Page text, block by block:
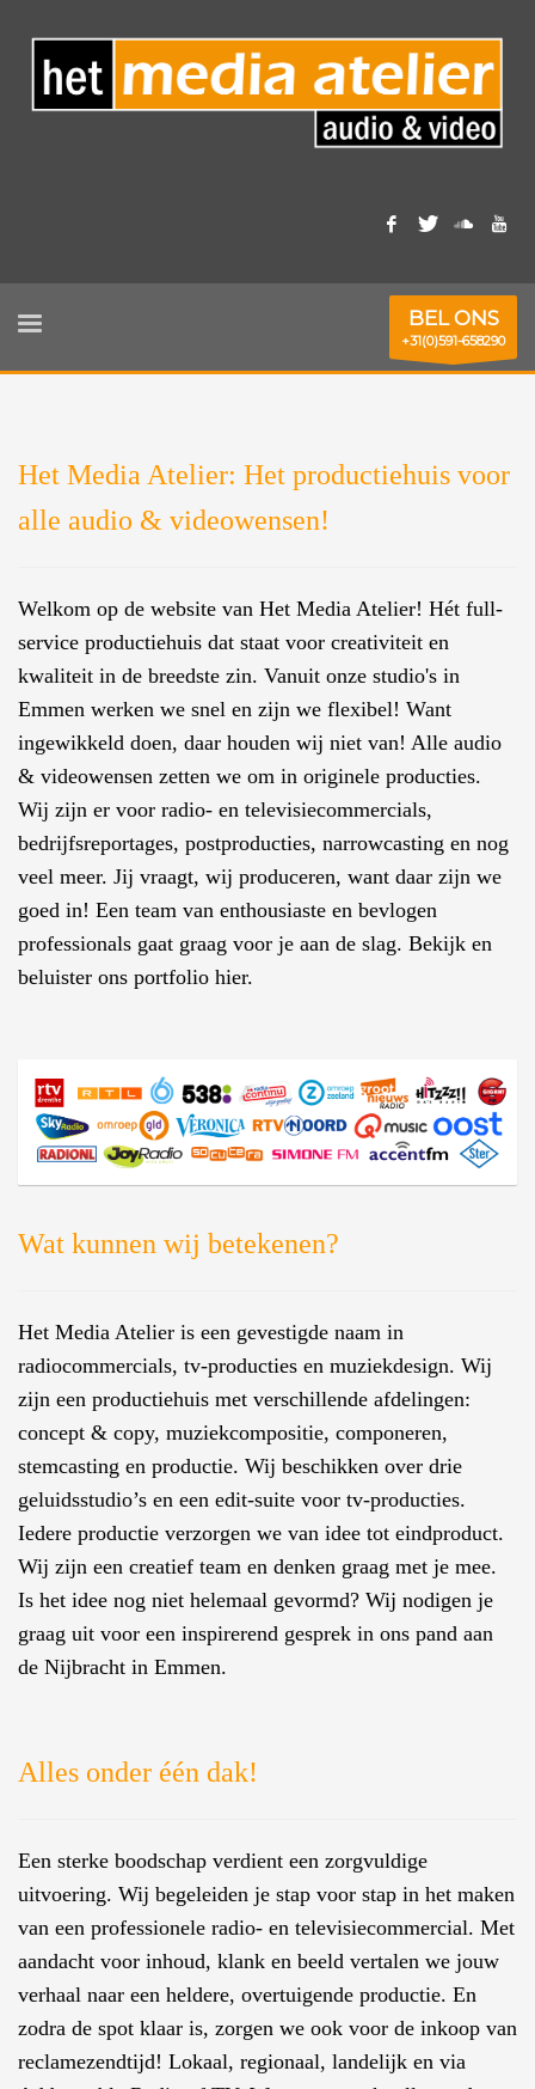
BEL ONS
+31(0)591-658290
Het Media Atelier: Het productiehuis voor
alle audio & videowensen!
Welkom op de website van Het Media Atelier! Hét full-
service productiehuis dat staat voor creativiteit en
kwaliteit in de breedste zin. Vanuit onze studio's in
Emmen werken we snel en zijn we flexibel! Want
ingewikkeld doen, daar houden wij niet van! Alle audio
& videowensen zetten we om in originele producties.
Wij zijn er voor radio- en televisiecommercials,
bedrijfsreportages, postproducties, narrowcasting en nog
veel meer. Jij vraagt, wij produceren, want daar zijn we
goed in! Een team van enthousiaste en bevlogen
professionals gaat graag voor je aan de slag. Bekijk en
beluister ons portfolio hier.
Wat kunnen wij betekenen?
Het Media Atelier is een gevestigde naam in
radiocommercials, tv-producties en muziekdesign. Wij
zijn een productiehuis met verschillende afdelingen:
concept & copy, muziekcompositie, componeren,
stemcasting en productie. Wij beschikken over drie
geluidsstudio’s en een edit-suite voor tv-producties.
Iedere productie verzorgen we van idee tot eindproduct.
Wij zijn een creatief team en denken graag met je mee.
Is het idee nog niet helemaal gevormd? Wij nodigen je
graag uit voor een inspirerend gesprek in ons pand aan
de Nijbracht in Emmen.
Alles onder één dak!
Een sterke boodschap verdient een zorgvuldige
uitvoering. Wij begeleiden je stap voor stap in het maken
van een professionele radio- en televisiecommercial. Met
aandacht voor inhoud, klank en beeld vertalen we jouw
verhaal naar een heldere, overtuigende productie. En
zodra de spot klaar is, zorgen we ook voor de inkoop van
reclamezendtijd! Lokaal, regionaal, landelijk en via